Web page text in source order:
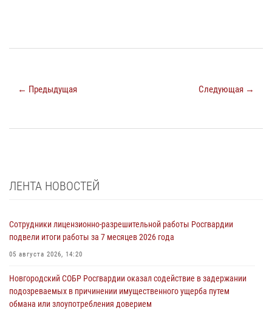
← Предыдущая Следующая →
ЛЕНТА НОВОСТЕЙ
Сотрудники лицензионно-разрешительной работы Росгвардии
подвели итоги работы за 7 месяцев 2026 года
05 августа 2026, 14:20
Новгородский СОБР Росгвардии оказал содействие в задержании
подозреваемых в причинении имущественного ущерба путем
обмана или злоупотребления доверием